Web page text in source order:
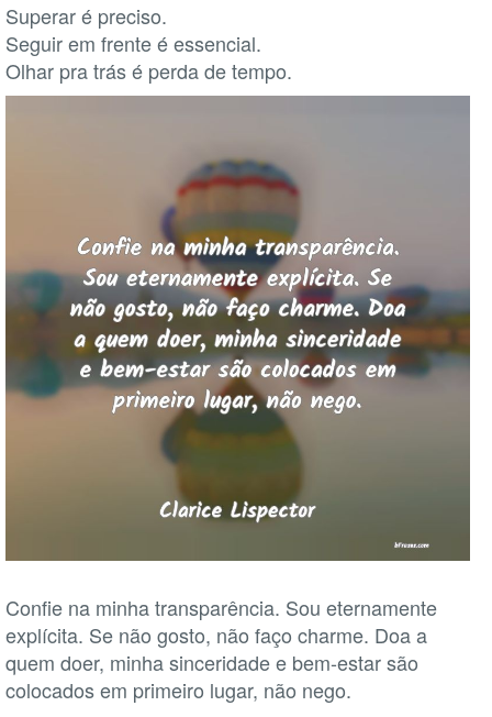
Superar é preciso.
Seguir em frente é essencial.
Olhar pra trás é perda de tempo.
Confie na minha transparência. Sou eternamente
explícita. Se não gosto, não faço charme. Doa a
quem doer, minha sinceridade e bem-estar são
colocados em primeiro lugar, não nego.